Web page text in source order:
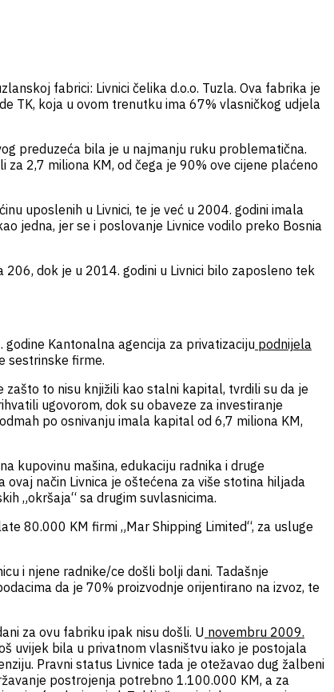
fabrici: Livnici čelika d.o.o. Tuzla. Ova fabrika je
TK, koja u ovom trenutku ima 67% vlasničkog udjela
preduzeća bila je u najmanju ruku problematična.
2,7 miliona KM, od čega je 90% ove cijene plaćeno
uposlenih u Livnici, te je već u 2004. godini imala
jedna, jer se i poslovanje Livnice vodilo preko Bosnia
dok je u 2014. godini u Livnici bilo zaposleno tek
Kantonalna agencija za privatizaciju podnijela
sestrinske firme.
zašto to nisu knjižili kao stalni kapital, tvrdili su da je
ugovorom, dok su obaveze za investiranje
po osnivanju imala kapital od 6,7 miliona KM,
kupovinu mašina, edukaciju radnika i druge
način Livnica je oštećena za više stotina hiljada
„okršaja“ sa drugim suvlasnicima.
80.000 KM firmi „Mar Shipping Limited“, za usluge
i njene radnike/ce došli bolji dani. Tadašnje
da je 70% proizvodnje orijentirano na izvoz, te
za ovu fabriku ipak nisu došli. U novembru 2009.
uvijek bila u privatnom vlasništvu iako je postojala
Pravni status Livnice tada je otežavao dug žalbeni
postrojenja potrebno 1.100.000 KM, a za